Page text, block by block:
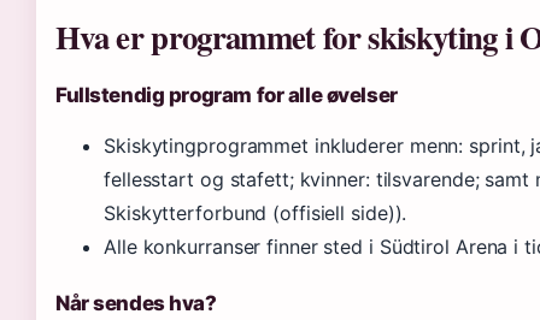
Hva er programmet for skiskyting i
Fullstendig program for alle øvelser
Skiskytingprogrammet inkluderer menn: sprint,
fellesstart og stafett; kvinner: tilsvarende; samt
Skiskytterforbund (offisiell side)).
Alle konkurranser finner sted i Südtirol Arena i
Når sendes hva?